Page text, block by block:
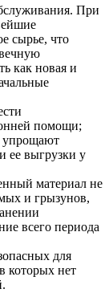
При
сырье, что
как новая и
помощи;
упрощают
ее выгрузки у
материал не
и грызунов,
всего периода
для
которых нет